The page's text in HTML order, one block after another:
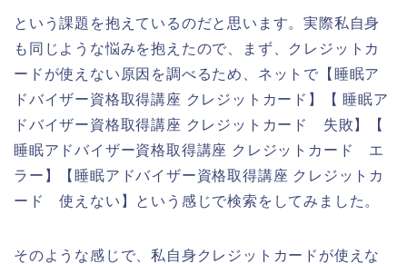
という課題を抱えているのだと思います。実際私自身
も同じような悩みを抱えたので、まず、クレジットカ
ードが使えない原因を調べるため、ネットで【睡眠ア
ドバイザー資格取得講座 クレジットカード】【 睡眠ア
ドバイザー資格取得講座 クレジットカード 失敗】【
睡眠アドバイザー資格取得講座 クレジットカード エ
ラー】【睡眠アドバイザー資格取得講座 クレジットカ
ード 使えない】という感じで検索をしてみました。
そのような感じで、私自身クレジットカードが使えな